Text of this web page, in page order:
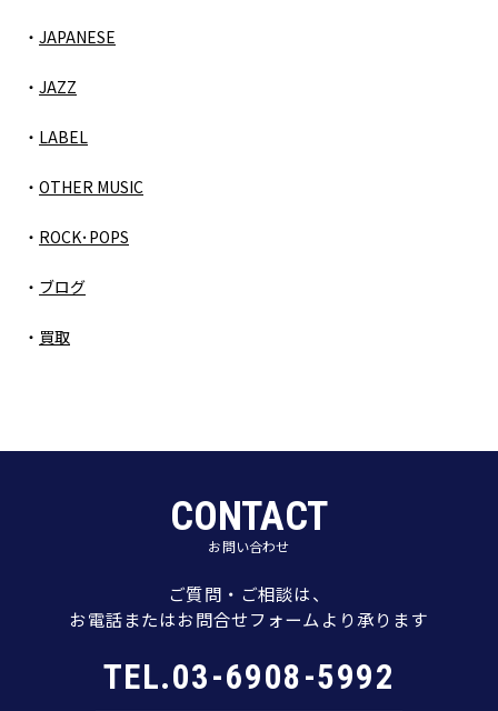
JAPANESE
JAZZ
LABEL
OTHER MUSIC
ROCK･POPS
ブログ
買取
CONTACT
お問い合わせ
ご質問・ご相談は、
お電話またはお問合せフォームより承ります
TEL.03-6908-5992